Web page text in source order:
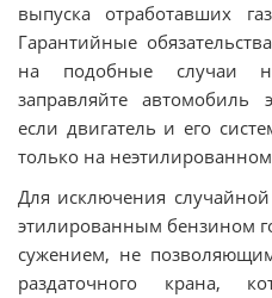
выпуска отработавших
Гарантийные
на подобные случаи
заправляйте автомобиль
если двигатель и его
только на
Для исключения
этилированным бензином
сужением, не
раздаточного крана,